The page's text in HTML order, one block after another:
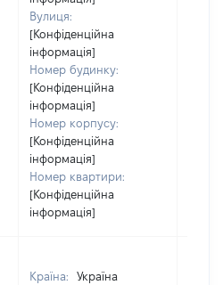
Вулиця:
[Конфіденційна
інформація]
Номер будинку:
[Конфіденційна
інформація]
Номер корпусу:
[Конфіденційна
інформація]
Номер квартири:
[Конфіденційна
інформація]
Країна:
Україна